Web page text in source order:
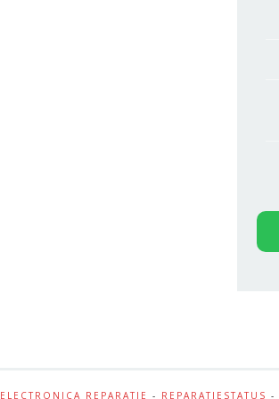
ELECTRONICA REPARATIE - REPARATIESTATUS -